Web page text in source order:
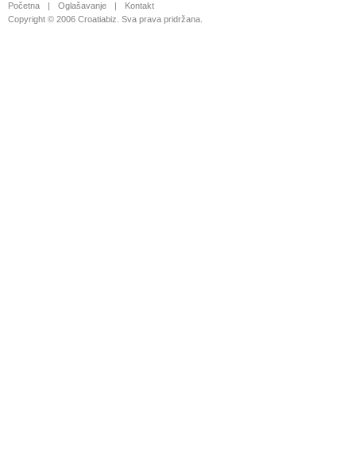
Početna | Oglašavanje |
Kontakt
Copyright © 2006 Croatiabiz. Sva prava pridržana.